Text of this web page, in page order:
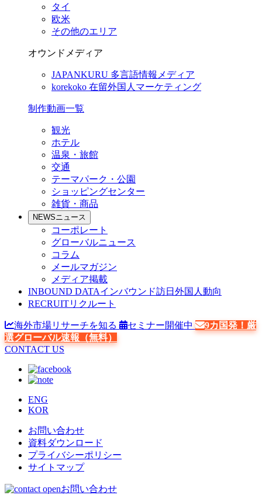
タイ
欧米
その他のエリア
オウンドメディア
JAPANKURU 多言語情報メディア
korekoko 在留外国人マーケティング
制作動画一覧
観光
ホテル
温泉・旅館
交通
テーマパーク・公園
ショッピングセンター
雑貨・商品
NEWSニュース
コーポレート
グローバルニュース
コラム
メールマガジン
メディア掲載
INBOUND DATAインバウンド訪日外国人動向
RECRUITリクルート
海外市場リサーチを知る セミナー開催中
9カ国発！厳
選グローバル速報（無料）
CONTACT US
ENG
KOR
お問い合わせ
資料ダウンロード
プライバシーポリシー
サイトマップ
お問い合わせ